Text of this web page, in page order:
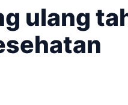
ulang